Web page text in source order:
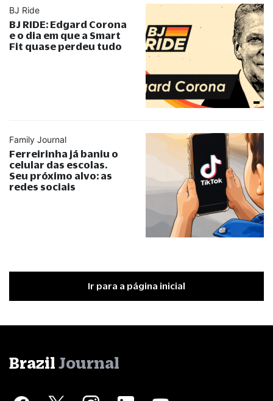
BJ Ride
BJ RIDE: Edgard Corona
e o dia em que a Smart
Fit quase perdeu tudo
Family Journal
Ferreirinha já baniu o
celular das escolas.
Seu próximo alvo: as
redes sociais
Ir para a página inicial
Brazil Journal